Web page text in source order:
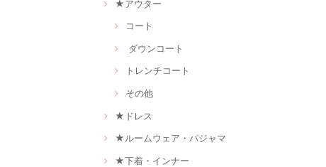
★アウター
コート
ダウンコート
トレンチコート
その他
★ドレス
★ルームウェア・パジャマ
★下着・インナー